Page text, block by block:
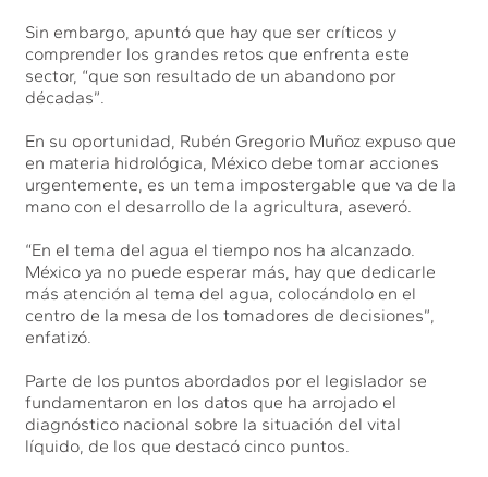
Sin embargo, apuntó que hay que ser críticos y
comprender los grandes retos que enfrenta este
sector, “que son resultado de un abandono por
décadas”.
En su oportunidad, Rubén Gregorio Muñoz expuso que
en materia hidrológica, México debe tomar acciones
urgentemente, es un tema impostergable que va de la
mano con el desarrollo de la agricultura, aseveró.
“En el tema del agua el tiempo nos ha alcanzado.
México ya no puede esperar más, hay que dedicarle
más atención al tema del agua, colocándolo en el
centro de la mesa de los tomadores de decisiones”,
enfatizó.
Parte de los puntos abordados por el legislador se
fundamentaron en los datos que ha arrojado el
diagnóstico nacional sobre la situación del vital
líquido, de los que destacó cinco puntos.